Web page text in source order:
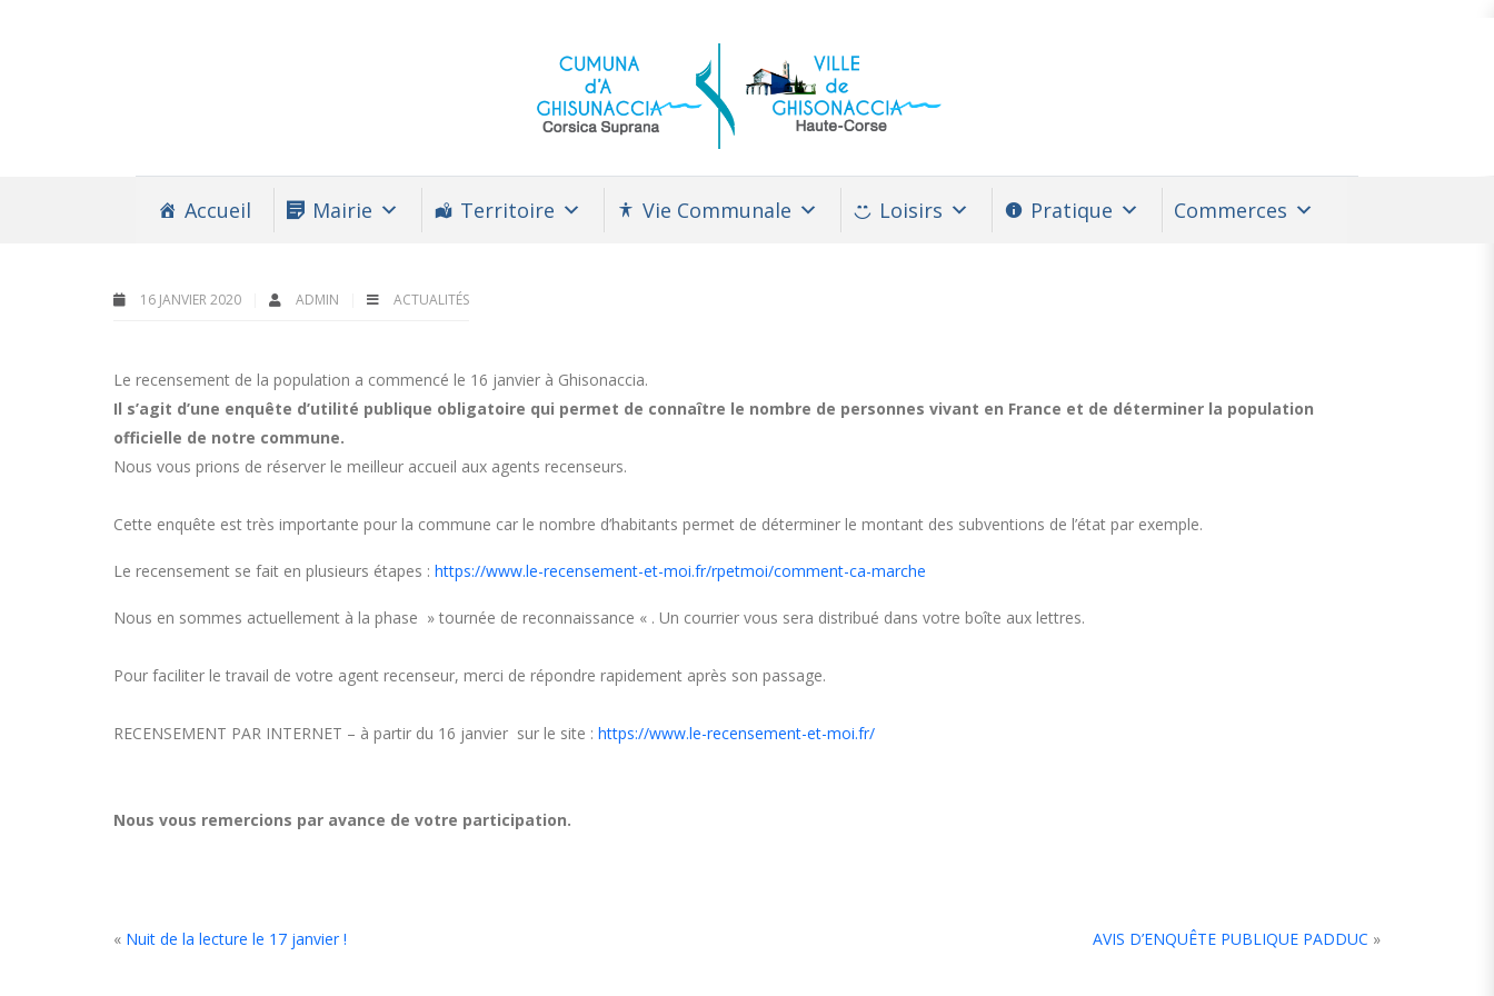
Accueil Mairie Territoire Vie Communale Loisirs Pratique Commerces
16 JANVIER 2020 ADMIN ACTUALITÉS
Le recensement de la population a commencé le 16 janvier à Ghisonaccia.
Il s’agit d’une enquête d’utilité publique obligatoire qui permet de connaître le nombre de personnes vivant en France et de déterminer la population
officielle de notre commune.
Nous vous prions de réserver le meilleur accueil aux agents recenseurs.
Cette enquête est très importante pour la commune car le nombre d’habitants permet de déterminer le montant des subventions de l’état par exemple.
Le recensement se fait en plusieurs étapes : https://www.le-recensement-et-moi.fr/rpetmoi/comment-ca-marche
Nous en sommes actuellement à la phase » tournée de reconnaissance « . Un courrier vous sera distribué dans votre boîte aux lettres.
Pour faciliter le travail de votre agent recenseur, merci de répondre rapidement après son passage.
RECENSEMENT PAR INTERNET – à partir du 16 janvier sur le site : https://www.le-recensement-et-moi.fr/
Nous vous remercions par avance de votre participation.
« Nuit de la lecture le 17 janvier ! AVIS D’ENQUÊTE PUBLIQUE PADDUC »